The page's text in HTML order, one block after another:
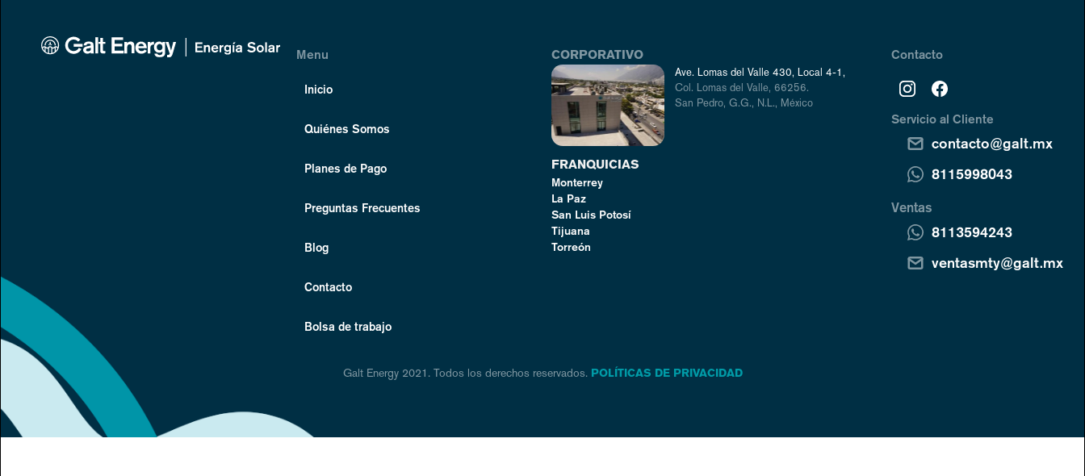
Menu
Inicio
Quiénes Somos
Planes de Pago
Preguntas Frecuentes
Blog
Contacto
Bolsa de trabajo
CORPORATIVO
Ave. Lomas del Valle 430, Local 4-1,
Col. Lomas del Valle, 66256.
San Pedro, G.G., N.L., México
FRANQUICIAS
Monterrey
La Paz
San Luis Potosí
Tijuana
Torreón
Contacto
Servicio al Cliente
contacto@galt.mx
8115998043
Ventas
8113594243
ventasmty@galt.mx
Galt Energy 2021. Todos los derechos reservados. POLÍTICAS DE PRIVACIDAD